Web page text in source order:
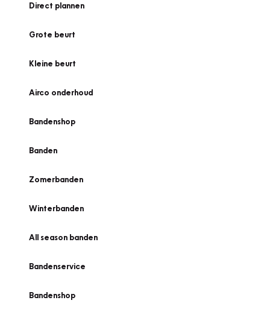
Direct plannen
Grote beurt
Kleine beurt
Airco onderhoud
Bandenshop
Banden
Zomerbanden
Winterbanden
All season banden
Bandenservice
Bandenshop